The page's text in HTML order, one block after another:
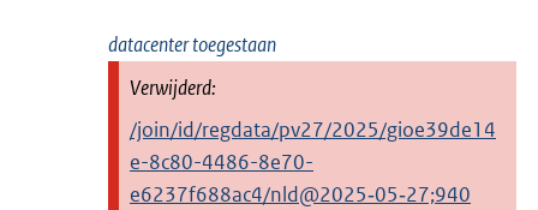
datacenter toegestaan
/join/id/regdata/pv27/2025/gioe39de14
e-8c80-4486-8e70-
e6237f688ac4/nld@2025‑05‑27;940